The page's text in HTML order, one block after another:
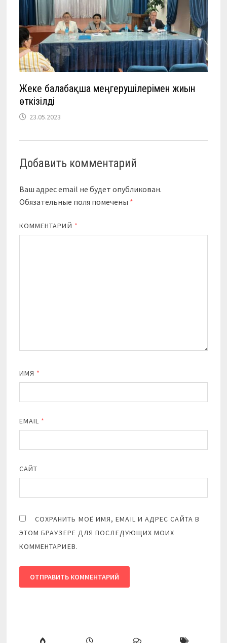
Жеке балабақша меңгерушілерімен жиын
өткізілді
23.05.2023
Добавить комментарий
Ваш адрес email не будет опубликован.
Обязательные поля помечены *
КОММЕНТАРИЙ *
ИМЯ *
EMAIL *
САЙТ
СОХРАНИТЬ МОЁ ИМЯ, EMAIL И АДРЕС САЙТА В
ЭТОМ БРАУЗЕРЕ ДЛЯ ПОСЛЕДУЮЩИХ МОИХ
КОММЕНТАРИЕВ.